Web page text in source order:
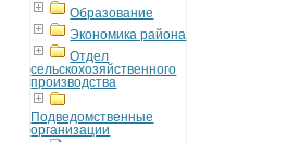
Образование
Экономика района
Отдел
сельскохозяйственного
производства
Подведомственные
организации